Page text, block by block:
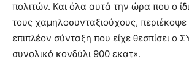
πολιτών. Και όλα αυτά την ώρα που ο
τους χαμηλοσυνταξιούχους,
επιπλέον σύνταξη που είχε θεσπίσει ο
συνολικό κονδύλι 900 εκατ».